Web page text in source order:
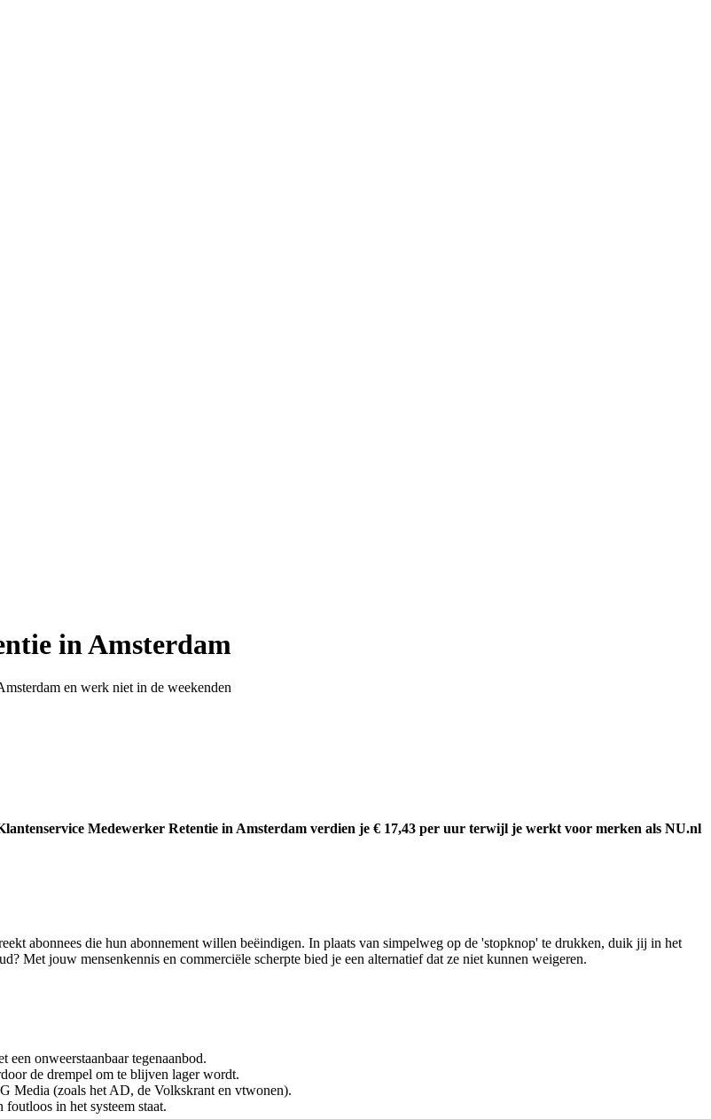
in Amsterdam
en werk niet in de weekenden
Medewerker Retentie in Amsterdam verdien je € 17,43 per uur terwijl je werkt voor merken als NU.nl
abonnees die hun abonnement willen beëindigen. In plaats van simpelweg op de 'stopknop' te drukken, duik jij in het
Met jouw mensenkennis en commerciële scherpte bied je een alternatief dat ze niet kunnen weigeren.
een onweerstaanbaar tegenaanbod.
de drempel om te blijven lager wordt.
Media (zoals het AD, de Volkskrant en vtwonen).
in het systeem staat.